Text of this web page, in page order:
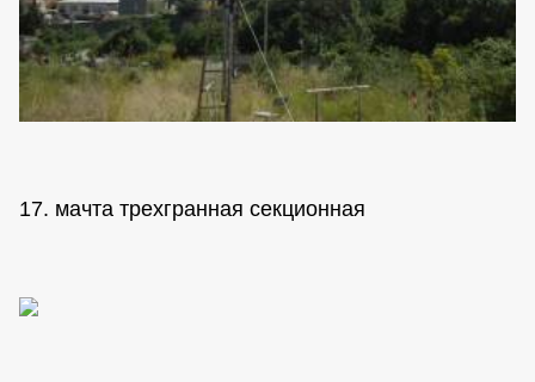
17. мачта трехгранная секционная